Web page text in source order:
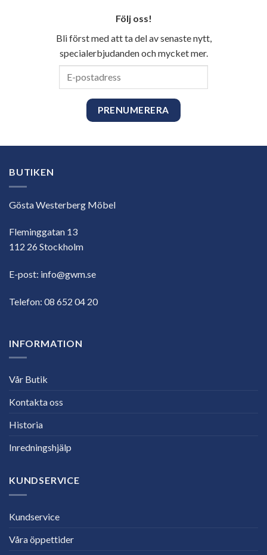
Följ oss!
Bli först med att ta del av senaste nytt,
specialerbjudanden och mycket mer.
BUTIKEN
Gösta Westerberg Möbel
Fleminggatan 13
112 26 Stockholm
E-post: info@gwm.se
Telefon: 08 652 04 20
INFORMATION
Vår Butik
Kontakta oss
Historia
Inredningshjälp
KUNDSERVICE
Kundservice
Våra öppettider